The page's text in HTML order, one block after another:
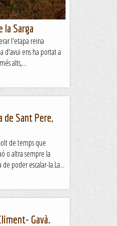
la Sarga
l'etapa reina
d'avui ens ha portat a
alts,...
de Sant Pere,
de temps que
o altra sempre la
poder escalar-la.La...
Gavà.